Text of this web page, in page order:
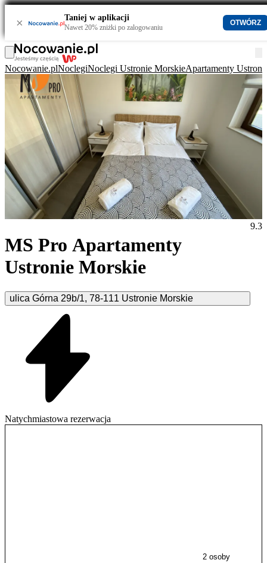
× Taniej w aplikacji
Nawet 20% zniżki po zalogowaniu
OTWÓRZ
Nocowanie.plNoclegiNoclegi Ustronie MorskieApartamenty
MS Pro Apartamenty
Ustronie Morskie
ulica Górna 29b/1, 78-111 Ustronie Morskie
9.3
Natychmiastowa rezerwacja
2 osoby